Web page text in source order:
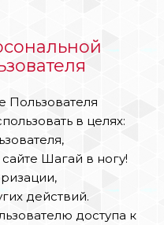
Пользователя
в целях:
Шагай в ногу!
действий.
доступа к